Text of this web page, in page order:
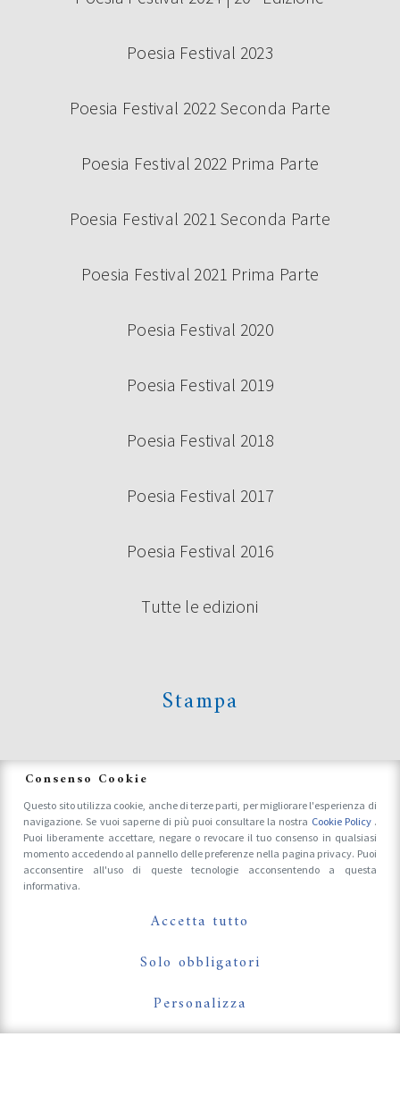
Poesia Festival 2023
Poesia Festival 2022 Seconda Parte
Poesia Festival 2022 Prima Parte
Poesia Festival 2021 Seconda Parte
Poesia Festival 2021 Prima Parte
Poesia Festival 2020
Poesia Festival 2019
Poesia Festival 2018
Poesia Festival 2017
Poesia Festival 2016
Tutte le edizioni
Stampa
Accrediti Stampa e Fotografi
Follow Us On
Consenso Cookie
Questo sito utilizza cookie, anche di terze parti, per migliorare l'esperienza di
navigazione. Se vuoi saperne di più puoi consultare la nostra Cookie Policy .
Puoi liberamente accettare, negare o revocare il tuo consenso in qualsiasi
momento accedendo al pannello delle preferenze nella pagina privacy. Puoi
acconsentire all'uso di queste tecnologie acconsentendo a questa
informativa.
Accetta tutto
Solo obbligatori
Personalizza